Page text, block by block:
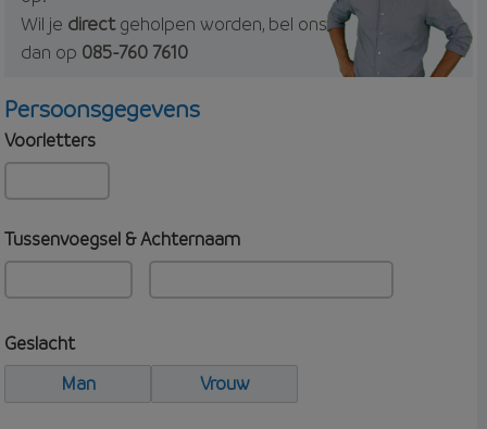
Wil je directgeholpen worden, bel ons
dan op 085-760 7610
Persoonsgegevens
Voorletters
Tussenvoegsel & Achternaam
Geslacht
Man
Vrouw